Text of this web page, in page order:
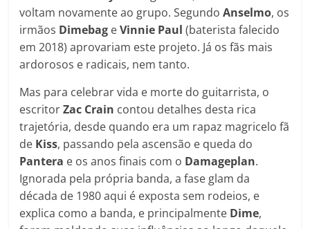
voltam novamente ao grupo. SegundoAnselmo, os
irmãos Dimebag eVinnie Paul(baterista falecido
em 2018) aprovariam este projeto. Já os fãs mais
ardorosos e radicais, nem tanto.
Mas para celebrar vida e morte do guitarrista, o
escritorZac Crain contou detalhes desta rica
trajetória, desde quando era um rapaz magricelo fã
de Kiss, passando pela ascensão e queda do
Pantera e os anos finais com o Damageplan.
Ignorada pela própria banda, a fase glam da
década de 1980 aqui é exposta sem rodeios, e
explica como a banda, e principalmente Dime,